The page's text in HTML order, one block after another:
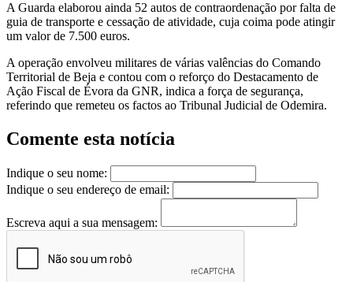
A Guarda elaborou ainda 52 autos de contraordenação por falta de
guia de transporte e cessação de atividade, cuja coima pode atingir
um valor de 7.500 euros.
A operação envolveu militares de várias valências do Comando
Territorial de Beja e contou com o reforço do Destacamento de
Ação Fiscal de Évora da GNR, indica a força de segurança,
referindo que remeteu os factos ao Tribunal Judicial de Odemira.
Comente esta notícia
Indique o seu nome:
Indique o seu endereço de email:
Escreva aqui a sua mensagem: